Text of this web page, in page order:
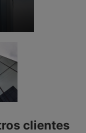
clientes